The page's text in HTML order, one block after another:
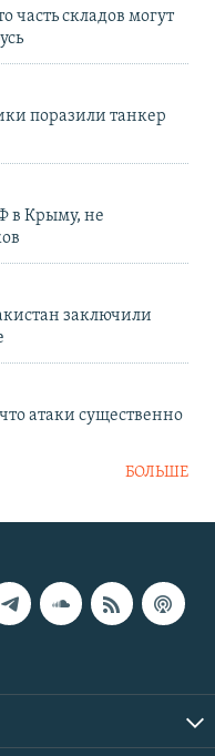
складов могут
поразили танкер
в Крыму, не
заключили
атаки существенно
БОЛЬШЕ